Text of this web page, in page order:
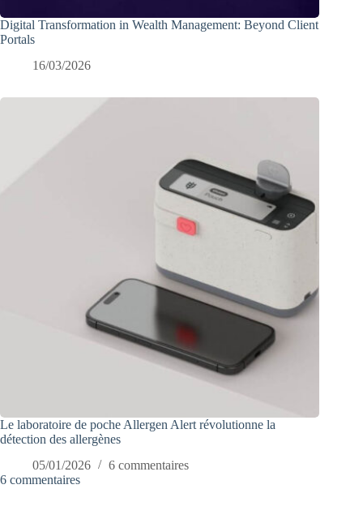
Digital Transformation in Wealth Management: Beyond Client
Portals
16/03/2026
Le laboratoire de poche Allergen Alert révolutionne la
détection des allergènes
05/01/2026
6 commentaires
6 commentaires